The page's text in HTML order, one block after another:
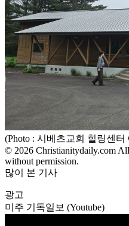
(Photo : 시베츠교회 힐링센터
© 2026 Christianitydaily.com
without permission.
많이 본 기사
광고
미주 기독일보 (Youtube)